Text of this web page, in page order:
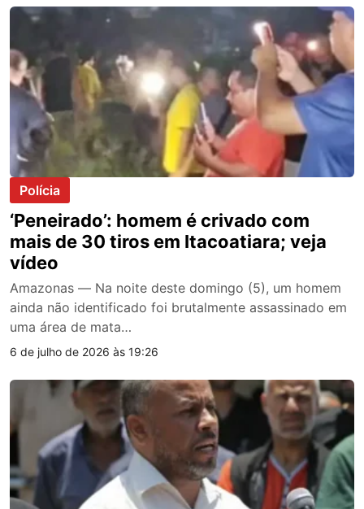
Polícia
‘Peneirado’: homem é crivado com
mais de 30 tiros em Itacoatiara; veja
vídeo
Amazonas — Na noite deste domingo (5), um homem
ainda não identificado foi brutalmente assassinado em
uma área de mata…
6 de julho de 2026 às 19:26